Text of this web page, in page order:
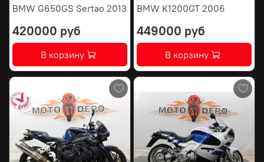
BMW G650GS Sertao 2013
420000 руб
В корзину
BMW K1200GT 2006
449000 руб
В корзину